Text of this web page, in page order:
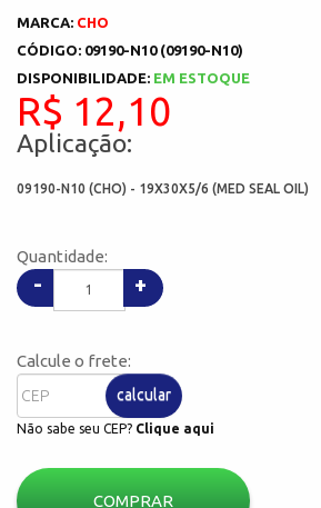
MARCA: CHO
CÓDIGO: 09190-N10 (09190-N10)
DISPONIBILIDADE: EM ESTOQUE
R$ 12,10
Aplicação:
09190-N10 (CHO) - 19X30X5/6 (MED SEAL OIL)
Quantidade:
- +
Calcule o frete:
calcular
Não sabe seu CEP? Clique aqui
COMPRAR